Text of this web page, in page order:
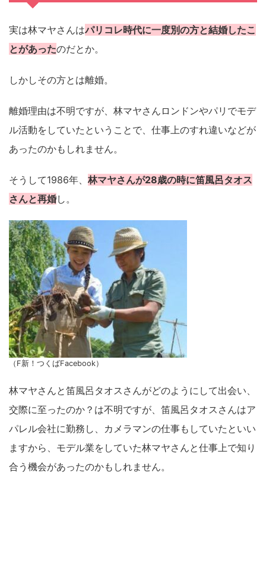
実は林マヤさんはパリコレ時代に一度別の方と結婚したこ
とがあったのだとか。
しかしその方とは離婚。
離婚理由は不明ですが、林マヤさんロンドンやパリでモデ
ル活動をしていたということで、仕事上のすれ違いなどが
あったのかもしれません。
そうして1986年、 林マヤさんが28歳の時に笛風呂タオス
さんと再婚し。
（F新！つくばFacebook）
林マヤさんと笛風呂タオスさんがどのようにして出会い、
交際に至ったのか？は不明ですが、笛風呂タオスさんはア
パレル会社に勤務し、カメラマンの仕事もしていたといい
ますから、モデル業をしていた林マヤさんと仕事上で知り
合う機会があったのかもしれません。